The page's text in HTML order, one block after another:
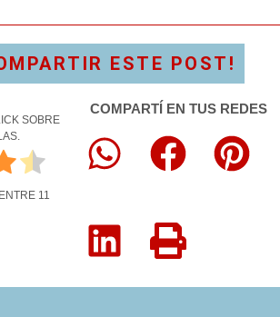
ESTE POST!
SOBRE
ENTRE 11
COMPARTÍ EN TUS REDES